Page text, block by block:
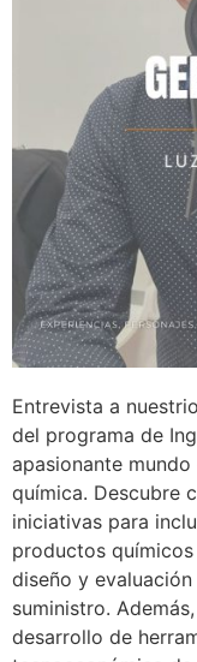
Entrevista a
del programa de
apasionante
química. Descubre
iniciativas para
productos
diseño y
suministro.
desarrollo de